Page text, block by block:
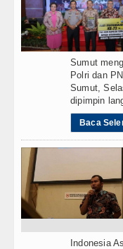
Sumut
Polri dan
Sumut,
dipimpin
Baca
Indonesia